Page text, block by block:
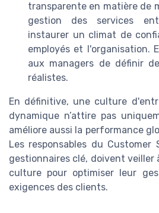
transparente en matière de
gestion des services
instaurer un climat de
employés et l'organisation.
aux managers de définir
réalistes.
En définitive, une culture
dynamique n’attire pas
améliore aussi la performance
Les responsables du
gestionnaires clé, doivent veiller
culture pour optimiser leur
exigences des clients.